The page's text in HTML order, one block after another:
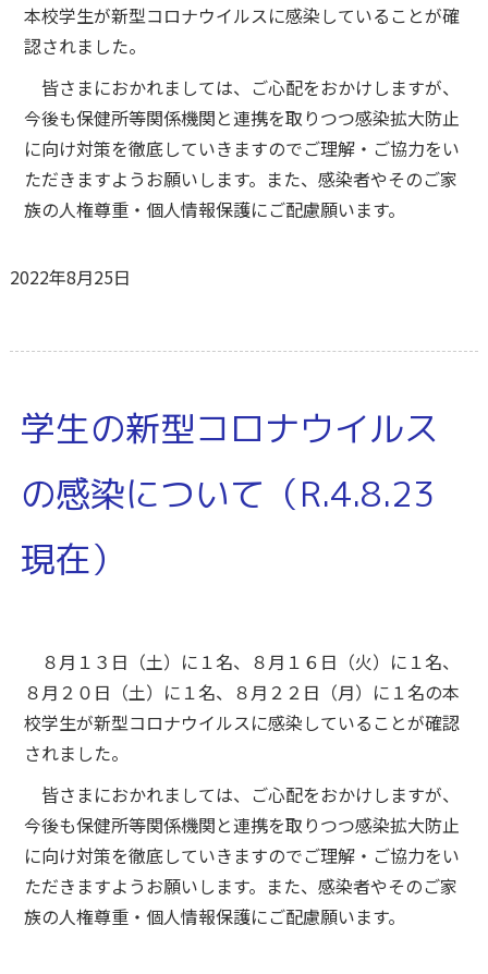
本校学生が新型コロナウイルスに感染していることが確
認されました。
皆さまにおかれましては、ご心配をおかけしますが、
今後も保健所等関係機関と連携を取りつつ感染拡大防止
に向け対策を徹底していきますのでご理解・ご協力をい
ただきますようお願いします。また、感染者やそのご家
族の人権尊重・個人情報保護にご配慮願います。
2022年8月25日
学生の新型コロナウイルス
の感染について（R.4.8.23
現在）
８月１３日（土）に１名、８月１６日（火）に１名、
８月２０日（土）に１名、８月２２日（月）に１名の本
校学生が新型コロナウイルスに感染していることが確認
されました。
皆さまにおかれましては、ご心配をおかけしますが、
今後も保健所等関係機関と連携を取りつつ感染拡大防止
に向け対策を徹底していきますのでご理解・ご協力をい
ただきますようお願いします。また、感染者やそのご家
族の人権尊重・個人情報保護にご配慮願います。